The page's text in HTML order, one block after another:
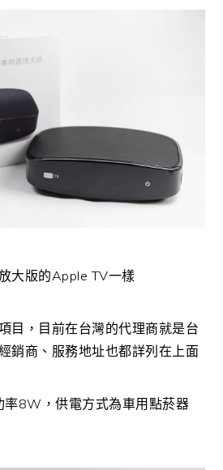
大版的Apple TV一樣
目，目前在台灣的代理商就是台
銷商、服務地址也都詳列在上面
8W，供電方式為車用點菸器